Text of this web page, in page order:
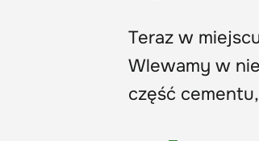
Teraz w
Wlewamy w
część